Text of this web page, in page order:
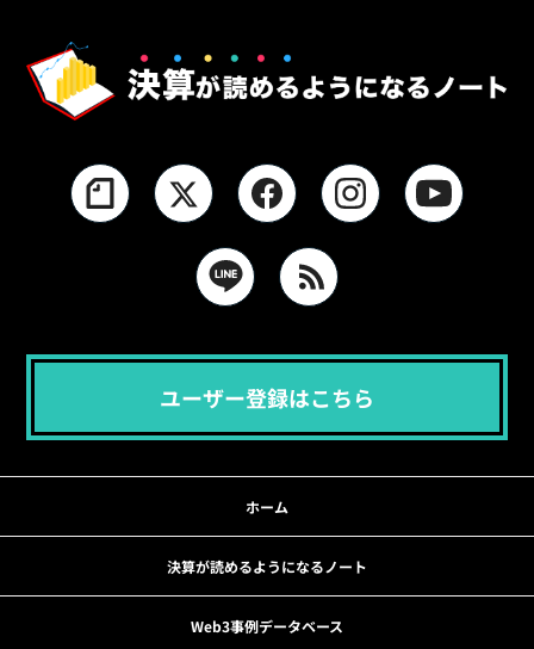
ユーザー登録はこちら
ホーム
決算が読めるようになるノート
Web3事例データベース